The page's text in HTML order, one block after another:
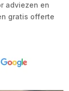
adviezen en
gratis offerte